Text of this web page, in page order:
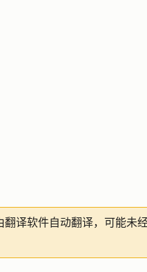
翻译软件自动翻译，可能未